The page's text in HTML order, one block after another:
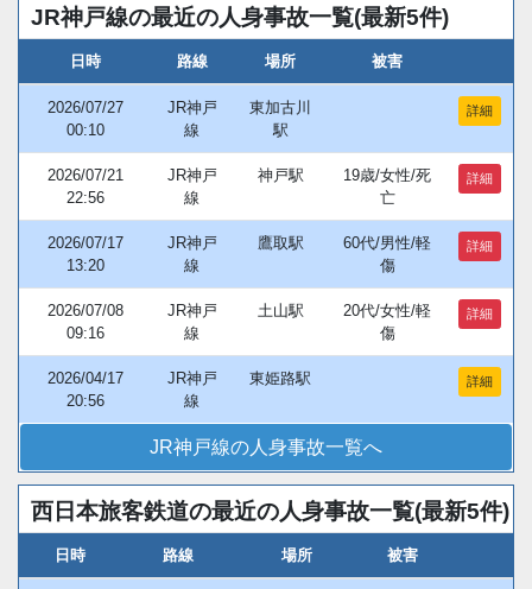
JR神戸線の最近の人身事故一覧(最新5件)
日時 路線 場所 被害
2026/07/27
00:10
JR神戸
線
東加古川
駅
詳細
2026/07/21
22:56
JR神戸
線
神戸駅
19歳/女性/死
亡
詳細
2026/07/17
13:20
JR神戸
線
鷹取駅
60代/男性/軽
傷
詳細
2026/07/08
09:16
JR神戸
線
土山駅
20代/女性/軽
傷
詳細
2026/04/17
20:56
JR神戸
線
東姫路駅 詳細
JR神戸線の人身事故一覧へ
西日本旅客鉄道の最近の人身事故一覧(最新5件)
日時 路線 場所 被害